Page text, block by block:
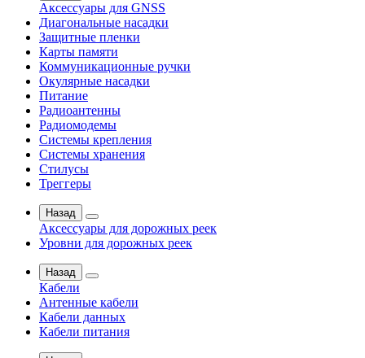
Аксессуары для GNSS
Диагональные насадки
Защитные пленки
Карты памяти
Коммуникационные ручки
Окулярные насадки
Питание
Радиоантенны
Радиомодемы
Системы крепления
Системы хранения
Стилусы
Треггеры
Назад
Аксессуары для дорожных реек
Уровни для дорожных реек
Назад
Кабели
Антенные кабели
Кабели данных
Кабели питания